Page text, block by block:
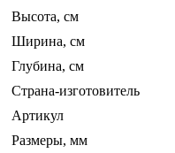
Высота, см
Ширина, см
Глубина, см
Страна-изготовитель
Артикул
Размеры, мм